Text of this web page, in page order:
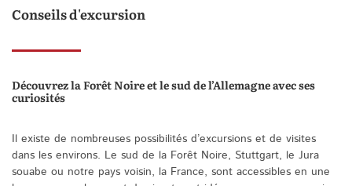
Conseils d'excursion
Découvrez la Forêt Noire et le sud de l’Allemagne avec ses
curiosités
Il existe de nombreuses possibilités d’excursions et de visites
dans les environs. Le sud de la Forêt Noire, Stuttgart, le Jura
souabe ou notre pays voisin, la France, sont accessibles en une